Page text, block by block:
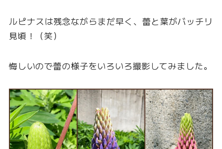
ルピナスは残念ながらまだ早く、蕾と葉がバッチリ
見頃！（笑）
悔しいので蕾の様子をいろいろ撮影してみました。